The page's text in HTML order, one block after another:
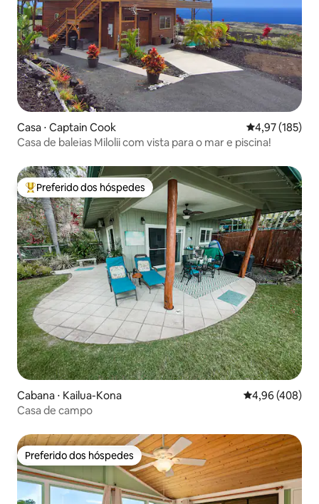
Casa ⋅ Captain Cook 4,97 de uma
4,97 (185)
Casa de baleias Milolii com vista para o mar e piscina!
Entre os melhores preferidos dos hóspedes
Preferido dos hóspedes
Cabana ⋅ Kailua-Kona 4,96 de uma
4,96 (408)
Casa de campo
Preferido dos hóspedes
Preferido dos hóspedes